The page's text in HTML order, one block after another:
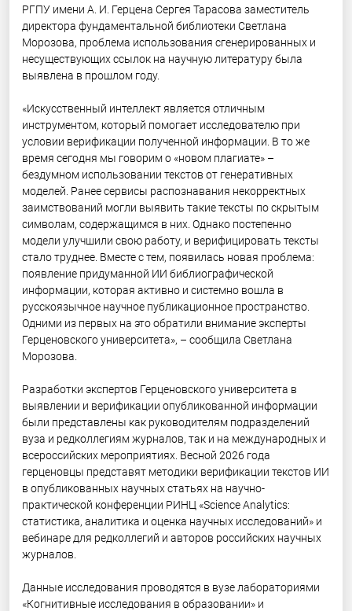
РГПУ имени А. И. Герцена Сергея Тарасова заместитель
директора фундаментальной библиотеки Светлана
Морозова, проблема использования сгенерированных и
несуществующих ссылок на научную литературу была
выявлена в прошлом году.
«Искусственный интеллект является отличным
инструментом, который помогает исследователю при
условии верификации полученной информации. В то же
время сегодня мы говорим о «новом плагиате» –
бездумном использовании текстов от генеративных
моделей. Ранее сервисы распознавания некорректных
заимствований могли выявить такие тексты по скрытым
символам, содержащимся в них. Однако постепенно
модели улучшили свою работу, и верифицировать тексты
стало труднее. Вместе с тем, появилась новая проблема:
появление придуманной ИИ библиографической
информации, которая активно и системно вошла в
русскоязычное научное публикационное пространство.
Одними из первых на это обратили внимание эксперты
Герценовского университета», – сообщила Светлана
Морозова.
Разработки экспертов Герценовского университета в
выявлении и верификации опубликованной информации
были представлены как руководителям подразделений
вуза и редколлегиям журналов, так и на международных и
всероссийских мероприятиях. Весной 2026 года
герценовцы представят методики верификации текстов ИИ
в опубликованных научных статьях на научно-
практической конференции РИНЦ «Science Analytics:
статистика, аналитика и оценка научных исследований» и
вебинаре для редколлегий и авторов российских научных
журналов.
Данные исследования проводятся в вузе лабораториями
«Когнитивные исследования в образовании» и